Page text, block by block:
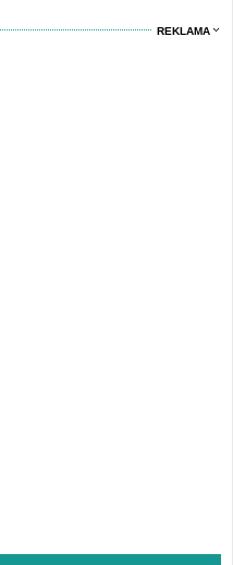
REKLAMA